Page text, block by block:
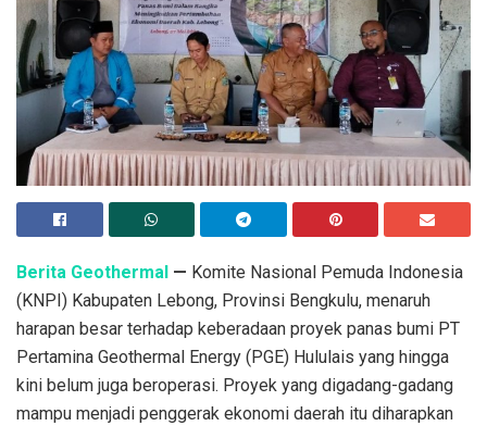
Berita Geothermal — Komite Nasional Pemuda Indonesia
(KNPI) Kabupaten Lebong, Provinsi Bengkulu, menaruh
harapan besar terhadap keberadaan proyek panas bumi PT
Pertamina Geothermal Energy (PGE) Hululais yang hingga
kini belum juga beroperasi. Proyek yang digadang-gadang
mampu menjadi penggerak ekonomi daerah itu diharapkan